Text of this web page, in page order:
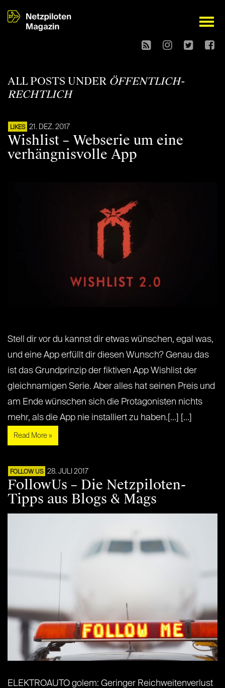
open
ALL POSTS UNDER ÖFFENTLICH-
RECHTLICH
LIKES 21. DEZ. 2017
Wishlist – Webserie um eine
verhängnisvolle App
Stell dir vor du kannst dir etwas wünschen, egal was,
und eine App erfüllt dir diesen Wunsch? Genau das
ist das Grundprinzip der fiktiven App Wishlist der
gleichnamigen Serie. Aber alles hat seinen Preis und
am Ende wünschen sich die Protagonisten nichts
mehr, als die App nie installiert zu haben.[...] [...]
Read More »
FOLLOW US 28. JULI 2017
FollowUs – Die Netzpiloten-
Tipps aus Blogs & Mags
ELEKTROAUTO golem: Geringer Reichweitenverlust